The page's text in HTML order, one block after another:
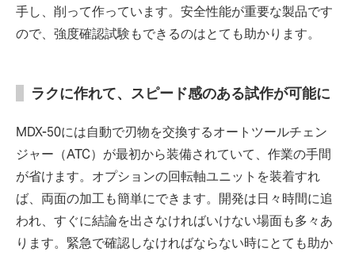
手し、削って作っています。安全性能が重要な製品です
ので、強度確認試験もできるのはとても助かります。
ラクに作れて、スピード感のある試作が可能に
MDX-50には自動で刃物を交換するオートツールチェン
ジャー（ATC）が最初から装備されていて、作業の手間
が省けます。オプションの回転軸ユニットを装着すれ
ば、両面の加工も簡単にできます。開発は日々時間に追
われ、すぐに結論を出さなければいけない場面も多々あ
ります。緊急で確認しなければならない時にとても助か